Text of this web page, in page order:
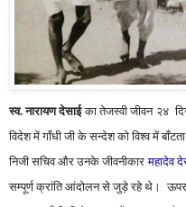
स्व. नारायण देसाईका तेजस्वी जीवन २४
विदेश में गाँधी जी के सन्देश को विश्व में
निजी सचिव और उनके जीवनीकारमहादेव
सम्पूर्ण क्रांति आंदोलन से जुड़े रहे थे।